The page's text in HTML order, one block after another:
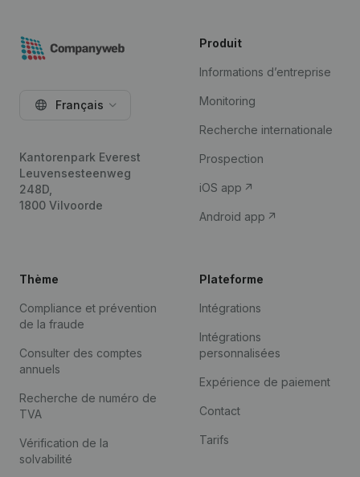
Français
Kantorenpark Everest
Leuvensesteenweg
248D,
1800 Vilvoorde
Produit
Informations d’entreprise
Monitoring
Recherche internationale
Prospection
iOS app
Android app
Thème
Compliance et prévention
de la fraude
Consulter des comptes
annuels
Recherche de numéro de
TVA
Vérification de la
solvabilité
Plateforme
Intégrations
Intégrations
personnalisées
Expérience de paiement
Contact
Tarifs